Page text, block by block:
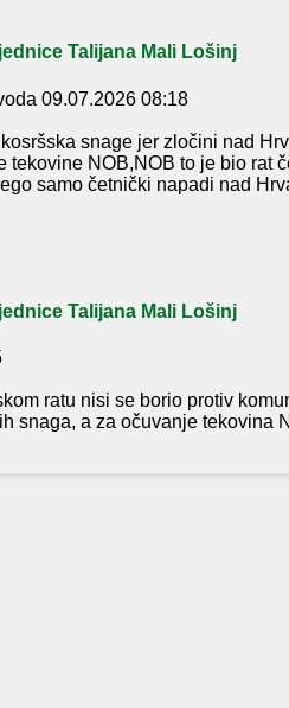
Talijana Mali Lošinj
09.07.2026 08:18
snage jer zločini nad
tekovine NOB,NOB to je bio rat
samo četnički napadi nad
Talijana Mali Lošinj
ratu nisi se borio protiv
snaga, a za očuvanje tekovina